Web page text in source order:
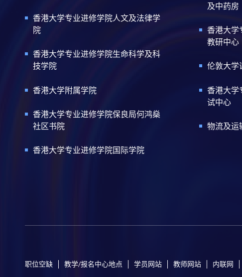
香港大学专业进修学院人文及法律学
院
香港大学专业进修学院生命科学及科
技学院
香港大学附属学院
香港大学专业进修学院保良局何鸿燊
社区书院
香港大学专业进修学院国际学院
及中药房
香港大学
教研中心
伦敦大学
香港大学
试中心
物流及运
职位空缺 教学/报名中心地点 学员网站 教师网站 内联网